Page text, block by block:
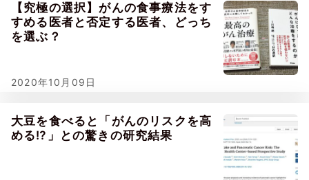
【究極の選択】がんの食事療法をす
すめる医者と否定する医者、どっち
を選ぶ？
2020年10月09日
大豆を食べると「がんのリスクを高
める⁉」との驚きの研究結果